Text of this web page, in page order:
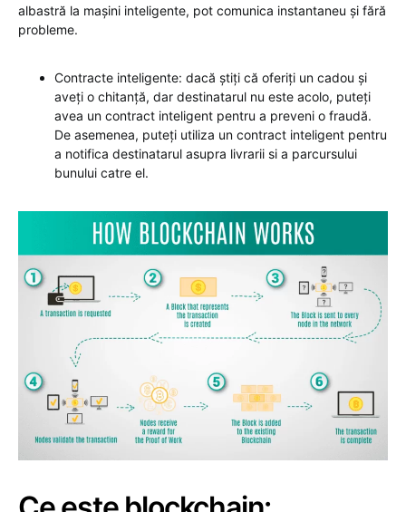
albastră la mașini inteligente, pot comunica instantaneu și fără
probleme.
Contracte inteligente: dacă știți că oferiți un cadou și
aveți o chitanță, dar destinatarul nu este acolo, puteți
avea un contract inteligent pentru a preveni o fraudă.
De asemenea, puteți utiliza un contract inteligent pentru
a notifica destinatarul asupra livrarii si a parcursului
bunului catre el.